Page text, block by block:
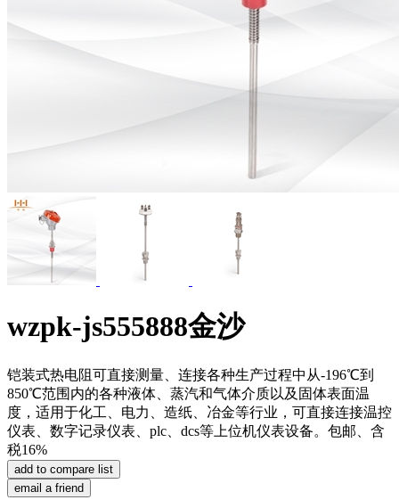
wzpk-js555888金沙
铠装式热电阻可直接测量、连接各种生产过程中从-196℃到
850℃范围内的各种液体、蒸汽和气体介质以及固体表面温
度，适用于化工、电力、造纸、冶金等行业，可直接连接温控
仪表、数字记录仪表、plc、dcs等上位机仪表设备。包邮、含
税16%